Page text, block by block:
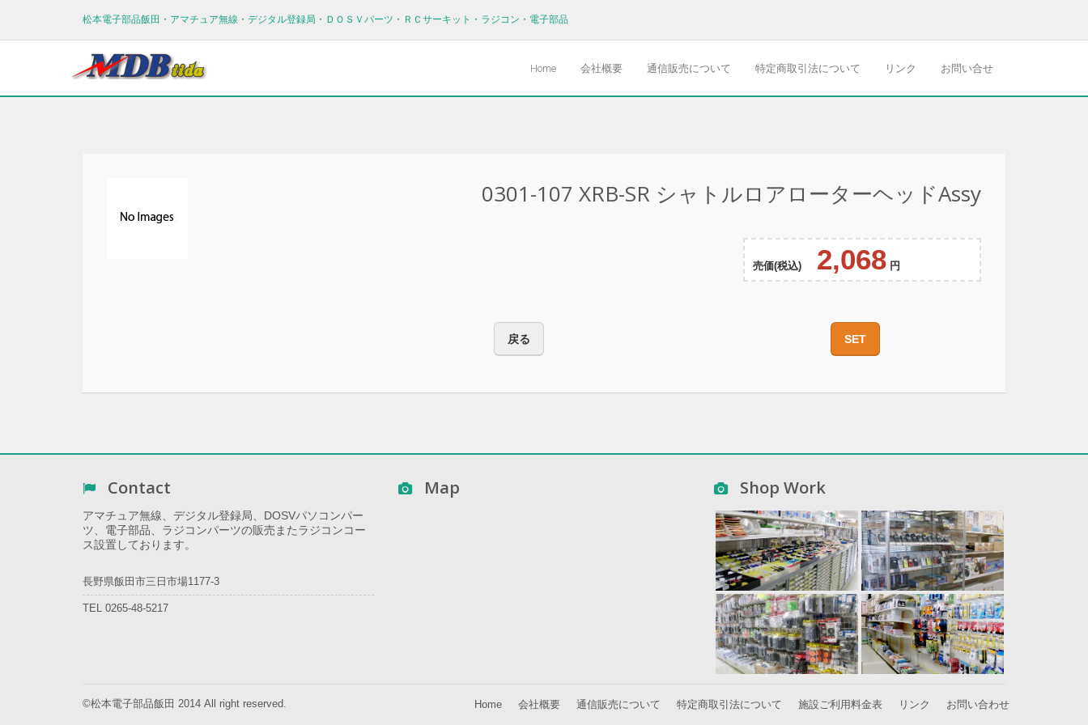
松本電子部品飯田・アマチュア無線・デジタル登録局・ＤＯＳＶパーツ・ＲＣサーキット・ラジコン・電子部品
Home 会社概要 通信販売について 特定商取引法について リンク お問い合せ
0301-107 XRB-SR シャトルロアローターヘッドAssy
売価(税込) 2,068 円
戻る SET
Contact
アマチュア無線、デジタル登録局、DOSVパソコンパー
ツ、電子部品、ラジコンパーツの販売またラジコンコー
ス設置しております。
長野県飯田市三日市場1177-3
TEL 0265-48-5217
Map Shop Work
©松本電子部品飯田 2014 All right reserved. Home 会社概要 通信販売について 特定商取引法について 施設ご利用料金表 リンク お問い合わせ